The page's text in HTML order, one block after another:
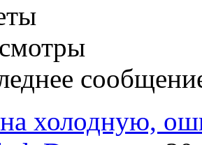
холодную,